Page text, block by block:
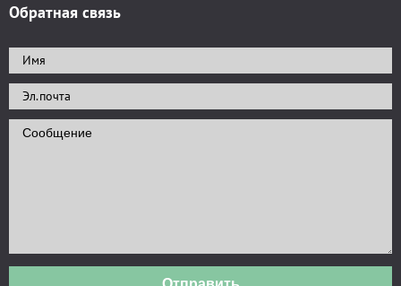
Обратная связь